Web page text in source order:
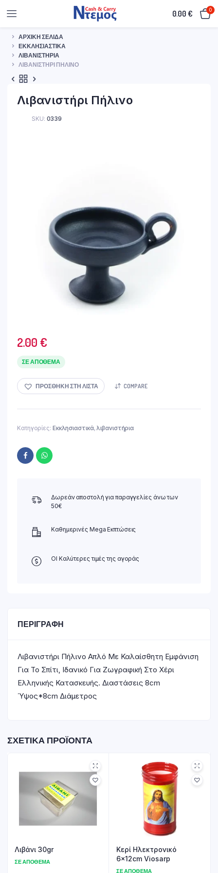
0.00€ 0
ΑΡΧΙΚΉ ΣΕΛΊΔΑ
ΕΚΚΛΗΣΙΑΣΤΙΚΆ
ΛΙΒΑΝΙΣΤΉΡΙΑ
ΛΙΒΑΝΙΣΤΉΡΙ ΠΉΛΙΝΟ
Λιβανιστήρι Πήλινο
SKU: 0339
2.00 €
ΣΕ ΑΠΌΘΕΜΑ
ΠΡΟΣΘΉΚΗ ΣΤΗ ΛΊΣΤΑ COMPARE
Κατηγορίες: Εκκλησιαστικά,λιβανιστήρια
Δωρεάν αποστολή για παραγγελίες άνω των
50€
Καθημερινές Mega Εκπτώσεις
ΟΙ Καλύτερες τιμές της αγοράς
ΠΕΡΙΓΡΑΦΉ
Λιβανιστήρι Πήλινο Απλό Με Καλαίσθητη Εμφάνιση
Για Το Σπίτι, Ιδανικό Για Ζωγραφική Στο Χέρι
Ελληνικής Κατασκευής. Διαστάσεις 8cm
Ύψος*8cm Διάμετρος
ΣΧΕΤΙΚΆ ΠΡΟΪΌΝΤΑ
Λιβάνι 30gr
ΣΕ ΑΠΌΘΕΜΑ
Κερί Ηλεκτρονικό
6x12cm Viosarp
ΣΕ ΑΠΌΘΕΜΑ